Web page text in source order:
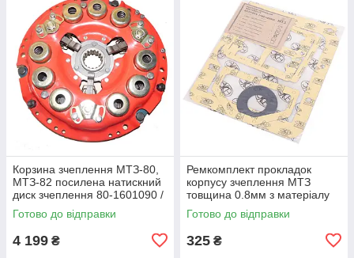
Корзина зчеплення МТЗ-80,
МТЗ-82 посилена натискний
диск зчеплення 80-1601090 /
80-1601090-А
Готово до відправки
4 199 ₴
Ремкомплект прокладок
корпусу зчеплення МТЗ
товщина 0.8мм з матеріалу
AEROFLEX-231 (вир-во
Україна) Р/к прокладок
Готово до відправки
325 ₴